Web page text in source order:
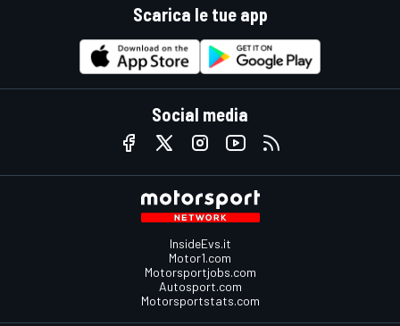
Scarica le tue app
Social media
InsideEvs.it
Motor1.com
Motorsportjobs.com
Autosport.com
Motorsportstats.com